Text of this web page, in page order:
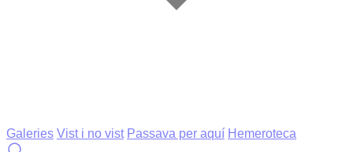
Galeries Vist i no vist Passava per aquí Hemeroteca